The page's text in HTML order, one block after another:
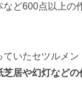
ど600点以上の
いたセツルメン
居や幻灯などの